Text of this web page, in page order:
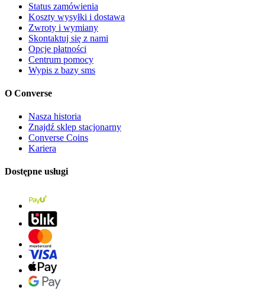
Status zamówienia
Koszty wysyłki i dostawa
Zwroty i wymiany
Skontaktuj się z nami
Opcje płatności
Centrum pomocy
Wypis z bazy sms
O Converse
Nasza historia
Znajdź sklep stacjonarny
Converse Coins
Kariera
Dostępne usługi